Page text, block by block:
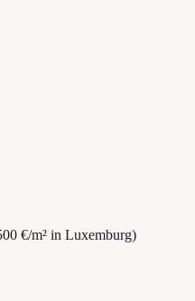
€/m² in Luxemburg)